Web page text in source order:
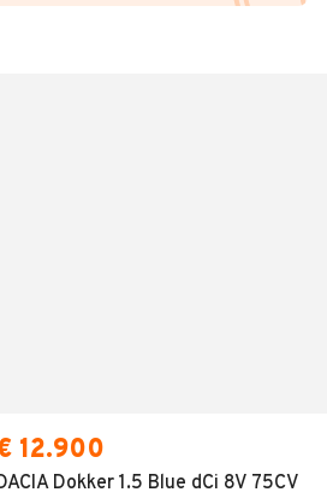
12.900
Dokker 1.5 Blue dCi 8V 75CV